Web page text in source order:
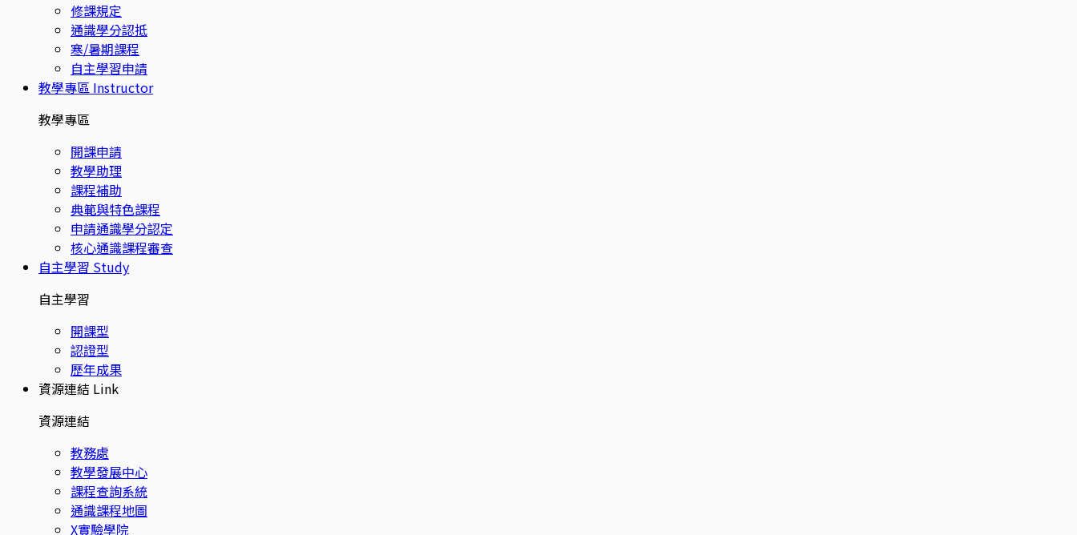
修課規定
通識學分認抵
寒/暑期課程
自主學習申請
教學專區 Instructor
教學專區
開課申請
教學助理
課程補助
典範與特色課程
申請通識學分認定
核心通識課程審查
自主學習 Study
自主學習
開課型
認證型
歷年成果
資源連結 Link
資源連結
教務處
教學發展中心
課程查詢系統
通識課程地圖
X實驗學院